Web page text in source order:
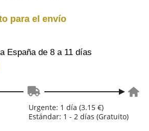
para el envío
España de 8 a 11 días
Urgente: 1 día (3.15 €)
Estándar: 1 - 2 días (Gratuito)